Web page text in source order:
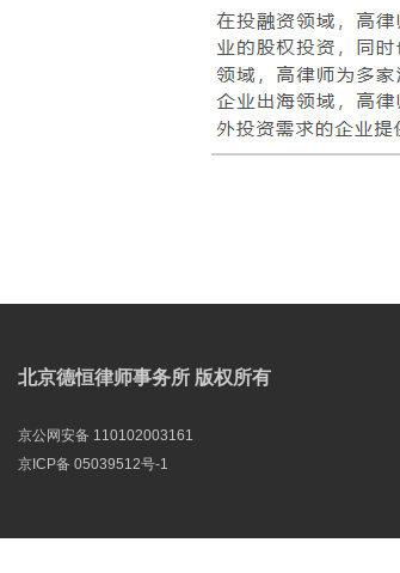
北京德恒律师事务所 版权所有
京公网安备 110102003161
京ICP备 05039512号-1